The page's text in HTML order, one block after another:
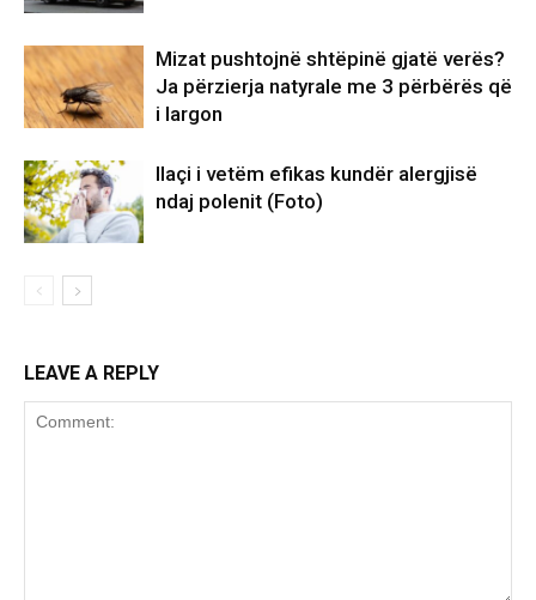
Mizat pushtojnë shtëpinë gjatë verës?
Ja përzierja natyrale me 3 përbërës që
i largon
Ilaçi i vetëm efikas kundër alergjisë
ndaj polenit (Foto)
LEAVE A REPLY